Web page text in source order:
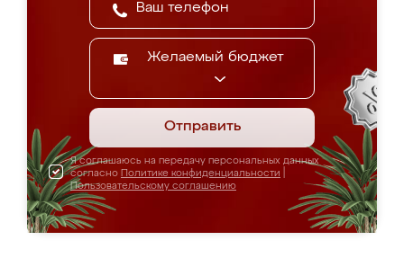
Желаемый бюджет
Отправить
Я соглашаюсь на передачу персональных данных
согласно Политике конфиденциальности
Пользовательскому соглашению